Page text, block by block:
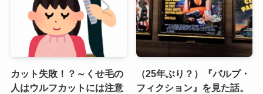
カット失敗！？～くせ毛の
人はウルフカットには注意
（25年ぶり？）『パルプ・
フィクション』を見た話。